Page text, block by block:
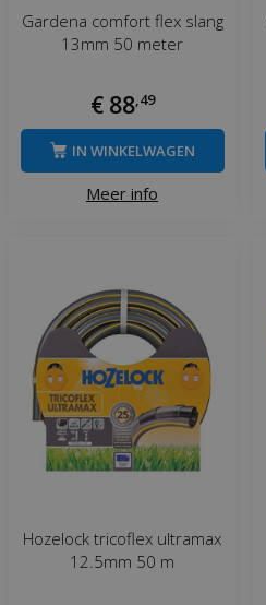
Gardena comfort flex slang
13mm 50 meter
€ 88 49
Meer info
IN WINKELWAGEN
Hozelock tricoflex ultramax
12.5mm 50 m